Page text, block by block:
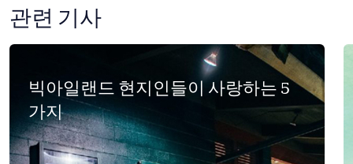
관련 기사
빅아일랜드 현지인들이 사랑하는 5
가지